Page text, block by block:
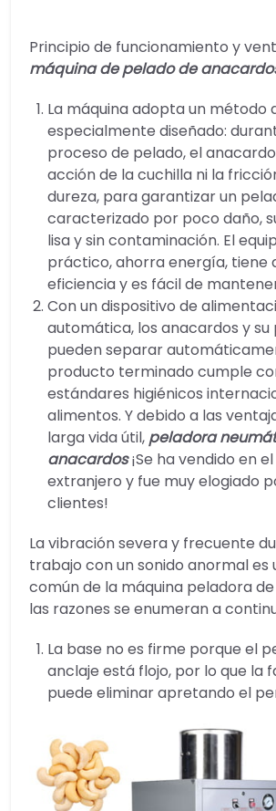
Principio de funcionamiento y
máquina de pelado de
La máquina adopta un método
especialmente diseñado:
proceso de pelado, el
acción de la cuchilla ni la
dureza, para garantizar un
caracterizado por poco daño,
lisa y sin contaminación. El
práctico, ahorra energía, tiene
eficiencia y es fácil de
Con un dispositivo de
automática, los anacardos y su
pueden separar
producto terminado cumple
estándares higiénicos
alimentos. Y debido a las
larga vida útil, peladora
anacardos¡Se ha vendido en
extranjero y fue muy elogiado
clientes!
La vibración severa y frecuente
trabajo con un sonido anormal es
común de la máquina peladora
las razones se enumeran a
La base no es firme porque el
anclaje está flojo, por lo que la
puede eliminar apretando el